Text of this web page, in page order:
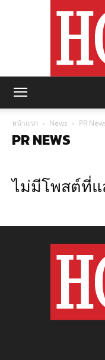
หน้าแรก News PR
PR NEWS
ไม่มีโพสต์ที่แ